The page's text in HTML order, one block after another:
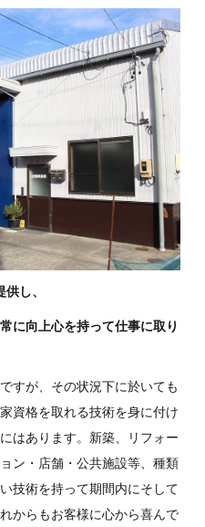
し、
に向上心を持って仕事に取り
すが、その状況下に於いても
資格を取れる技術を身に付け
はあります。新築、リフォー
ン・店舗・公共施設等、種類
技術を持って期間内にそして
からもお客様に心から喜んで